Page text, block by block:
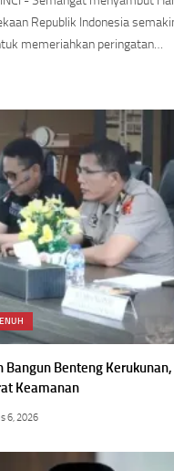
Republik Indonesia
memeriahkan peringatan…
Bangun Benteng
Keamanan
6, 2026